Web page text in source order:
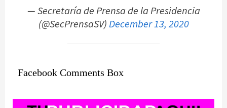
— Secretaría de Prensa de la Presidencia
(@SecPrensaSV)December 13, 2020
Facebook Comments Box